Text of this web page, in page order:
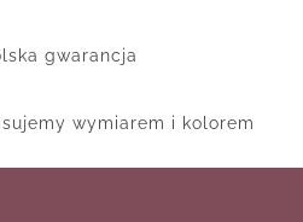
gwarancja
wymiarem i kolorem